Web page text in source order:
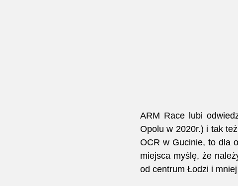
ARM Race lubi
Opolu w 2020r.) i tak
OCR w Gucinie, to dla
miejsca myślę, że
od centrum Łodzi i